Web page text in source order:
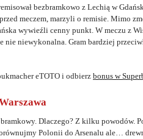
bezbramkowo z Lechią w
meczem, marzyli o remisie. Mimo
wywieźli cenny punkt. W meczu z
nie niewykonalna. Gram bardziej
eTOTO i odbierzbonus w
Dlaczego? Z kilku powodów.
Polonii do Arsenalu ale…